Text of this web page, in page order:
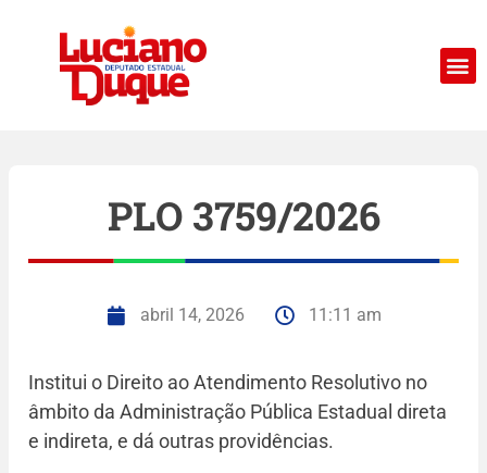
PLO 3759/2026
abril 14, 2026 11:11 am
Institui o Direito ao Atendimento Resolutivo no
âmbito da Administração Pública Estadual direta
e indireta, e dá outras providências.